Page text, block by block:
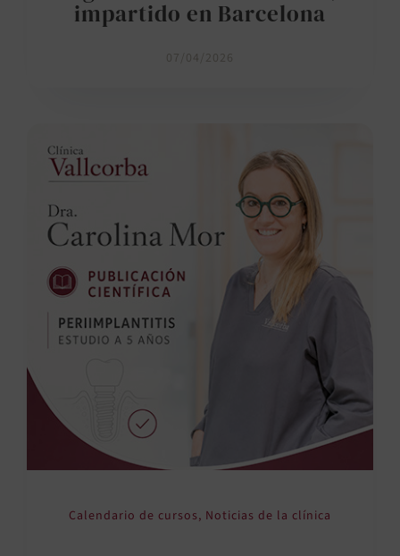
impartido en Barcelona
07/04/2026
Calendario de cursos, Noticias de la clínica